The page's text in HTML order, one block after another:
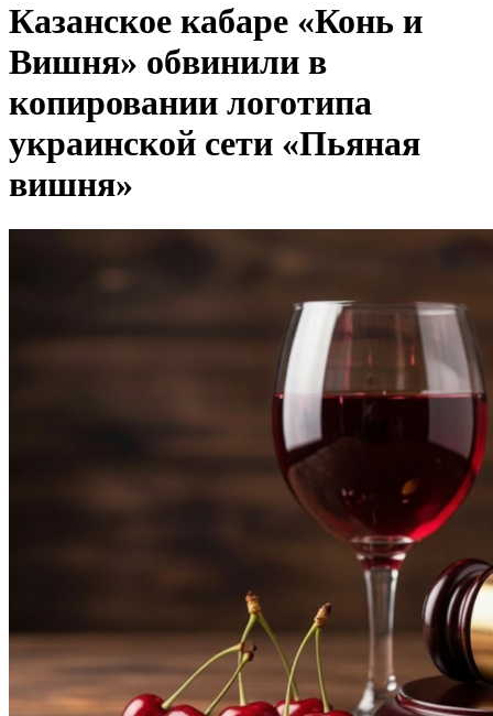
Казанское кабаре «Конь и
Вишня» обвинили в
копировании логотипа
украинской сети «Пьяная
вишня»